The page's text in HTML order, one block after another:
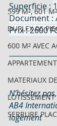
599 M², 601
DUPLEX 06
600 M² AVEC
MATERIAUX
SERRURE
Superficie :
Document :
Prix : 2600
N’hésitez pas,
AB4
logement